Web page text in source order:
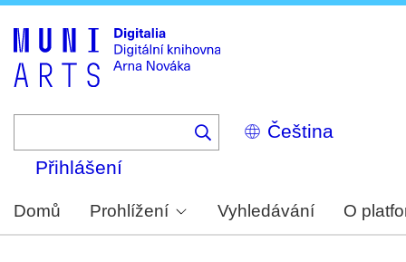
Select
your
Přihlášení
Domů Prohlížení Vyhledávání O